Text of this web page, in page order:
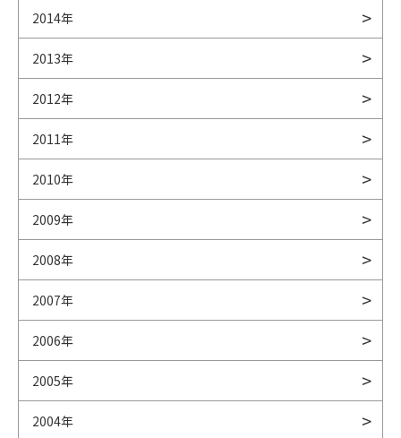
2014年
2013年
2012年
2011年
2010年
2009年
2008年
2007年
2006年
2005年
2004年